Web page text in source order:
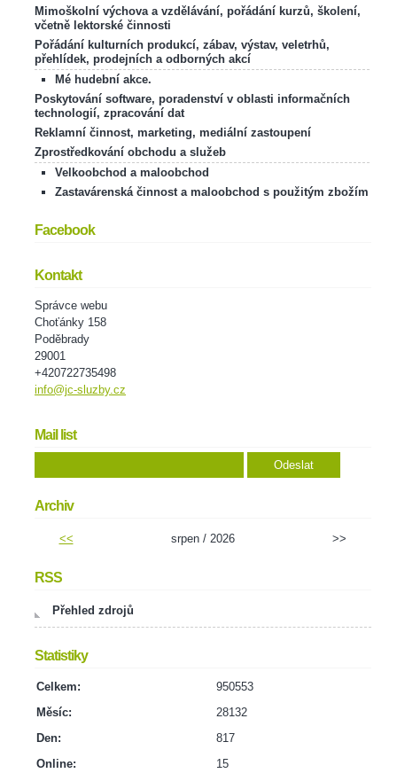
Mimoškolní výchova a vzdělávání, pořádání kurzů, školení,
včetně lektorské činnosti
Pořádání kulturních produkcí, zábav, výstav, veletrhů,
přehlídek, prodejních a odborných akcí
Mé hudební akce.
Poskytování software, poradenství v oblasti informačních
technologií, zpracování dat
Reklamní činnost, marketing, mediální zastoupení
Zprostředkování obchodu a služeb
Velkoobchod a maloobchod
Zastavárenská činnost a maloobchod s použitým zbožím
Facebook
Kontakt
Správce webu
Choťánky 158
Poděbrady
29001
+420722735498
info@jc-sluzby.cz
Mail list
Archiv
<< srpen / 2026 >>
RSS
Přehled zdrojů
Statistiky
Online: 15
Celkem:
950553
Měsíc:
28132
Den:
817